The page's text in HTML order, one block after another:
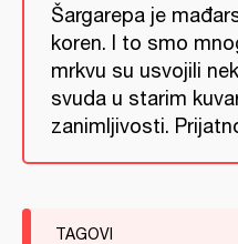
Šargarepa je
koren. I to smo
mrkvu su usvojili
svuda u starim
zanimljivosti.
TAGOVI